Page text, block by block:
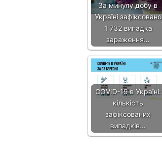
За минулу добу в
Україні зафіксовано
1 732 випадка
зараження…
COVID-19 в Україні:
кількість
зафіксованих
випадків…